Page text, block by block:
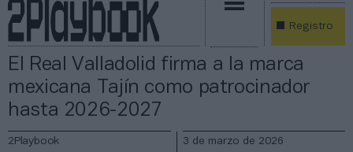
Registro
El Real Valladolid firma a la marca
mexicana Tajín como patrocinador
hasta 2026-2027
2Playbook 3 de marzo de 2026